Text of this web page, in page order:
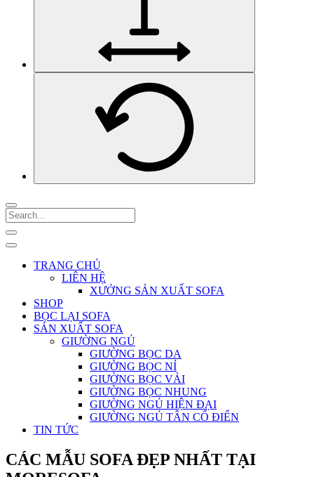
TRANG CHỦ
LIÊN HỆ
XƯỞNG SẢN XUẤT SOFA
SHOP
BỌC LẠI SOFA
SẢN XUẤT SOFA
GIƯỜNG NGỦ
GIƯỜNG BỌC DA
GIƯỜNG BỌC NỈ
GIƯỜNG BỌC VẢI
GIƯỜNG BỌC NHUNG
GIƯỜNG NGỦ HIỆN ĐẠI
GIƯỜNG NGỦ TÂN CỔ ĐIỂN
TIN TỨC
CÁC MẪU SOFA ĐẸP NHẤT TẠI